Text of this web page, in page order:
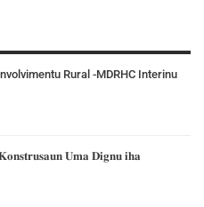
Rural -MDRHC Interinu
𝐔𝐦𝐚 𝐃𝐢𝐠𝐧𝐮 𝐢𝐡𝐚